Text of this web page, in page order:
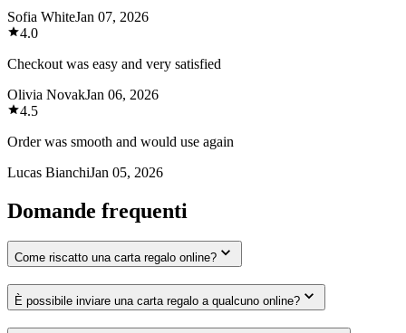
Sofia WhiteJan 07, 2026
4.0
Checkout was easy and very satisfied
Olivia NovakJan 06, 2026
4.5
Order was smooth and would use again
Lucas BianchiJan 05, 2026
Domande frequenti
Come riscatto una carta regalo online?
È possibile inviare una carta regalo a qualcuno online?